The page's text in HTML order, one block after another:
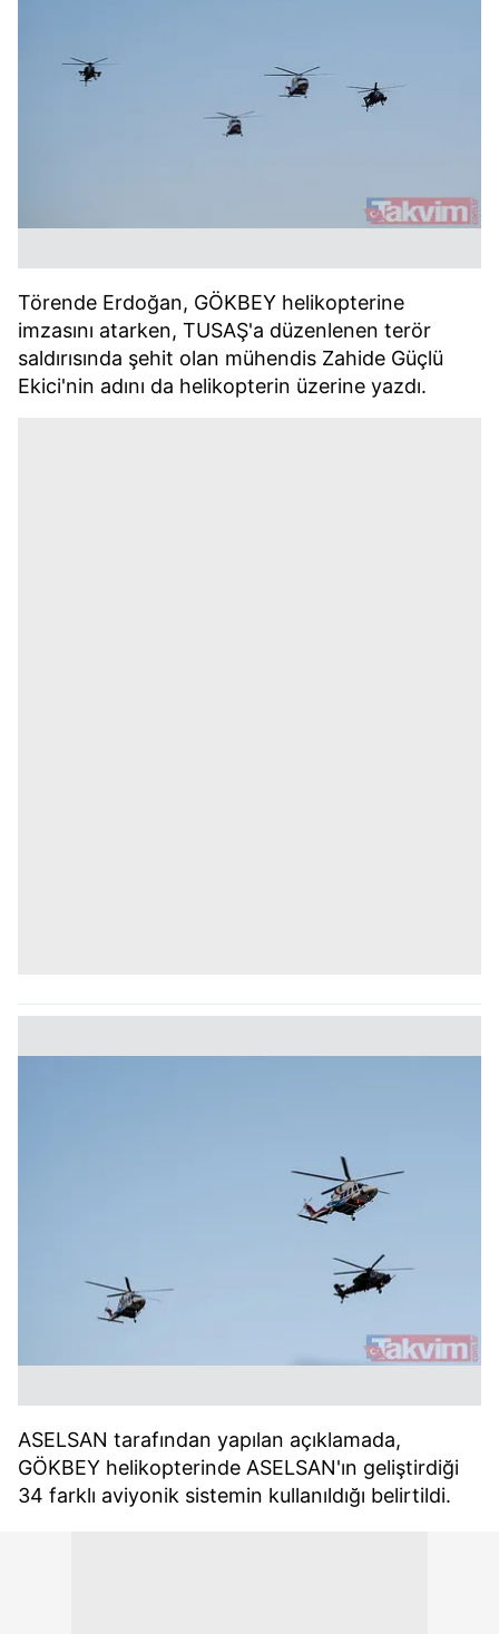
Törende Erdoğan, GÖKBEY helikopterine
imzasını atarken, TUSAŞ'a düzenlenen terör
saldırısında şehit olan mühendis Zahide Güçlü
Ekici'nin adını da helikopterin üzerine yazdı.
ASELSAN tarafından yapılan açıklamada,
GÖKBEY helikopterinde ASELSAN'ın geliştirdiği
34 farklı aviyonik sistemin kullanıldığı belirtildi.